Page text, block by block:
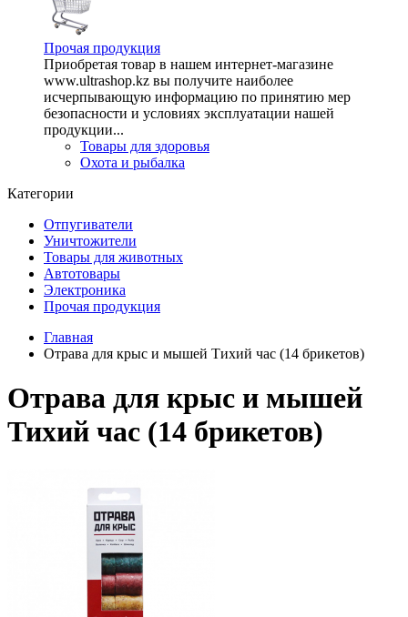
Прочая продукция
Приобретая товар в нашем интернет-магазине
www.ultrashop.kz вы получите наиболее
исчерпывающую информацию по принятию мер
безопасности и условиях эксплуатации нашей
продукции...
Товары для здоровья
Охота и рыбалка
Категории
Отпугиватели
Уничтожители
Товары для животных
Автотовары
Электроника
Прочая продукция
Главная
Отрава для крыс и мышей Тихий час (14 брикетов)
Отрава для крыс и мышей
Тихий час (14 брикетов)